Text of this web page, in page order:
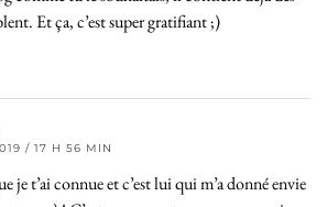
Et ça, c’est super gratifiant ;)
/ 17 H 56 MIN
je t’ai connue et c’est lui qui m’a donné envie